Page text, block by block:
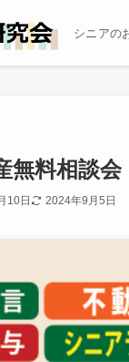
シニアの
無料相談会
10日 2024年9月5日